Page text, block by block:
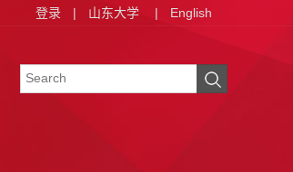
登录 | 山东大学 | English